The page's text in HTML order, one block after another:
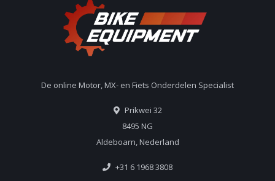
De online Motor, MX- en Fiets Onderdelen Specialist
Prikwei 32
8495 NG
Aldeboarn, Nederland
+31 6 1968 3808